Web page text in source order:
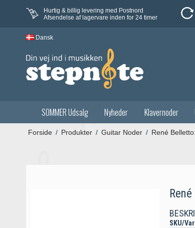
Hurtig & billig levering med Postnord
Afsendelse af lagervare inden for 24 timer
Dansk
SOMMER Udsalg Nyheder Klavernoder
Forside / Produkter / Guitar Noder / René
SKU/